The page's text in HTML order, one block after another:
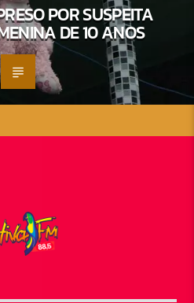
POR SUSPEITA
DE 10 ANOS